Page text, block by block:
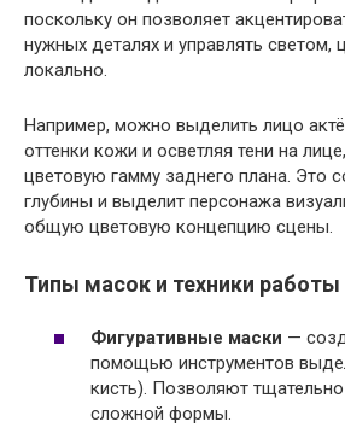
поскольку он позволяет
нужных деталях и управлять светом,
локально.
Например, можно выделить лицо
оттенки кожи и осветляя тени на
цветовую гамму заднего плана. Это
глубины и выделит персонажа
общую цветовую концепцию сцены.
Типы масок и техники работы
Фигуративные маски —
помощью инструментов
кисть). Позволяют
сложной формы.